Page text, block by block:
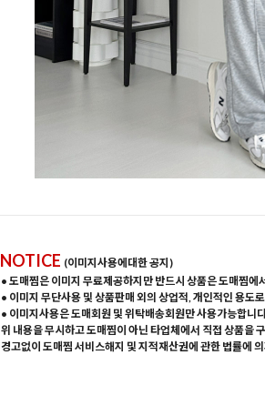
NOTICE (이미지사용에대한 공지)
• 도매찜은 이미지 무료제공하지만 반드시 상품은 도매찜
• 이미지 무단사용 및 상품판매 외의 상업적, 개인적인 용도
• 이미지사용은 도매회원 및 위탁배송회원만 사용가능합니
위 내용을 무시하고 도매찜이 아닌 타업체에서 직접 상품을
경고없이 도매찜 서비스해지 및 지적재산권에 관한 법률에